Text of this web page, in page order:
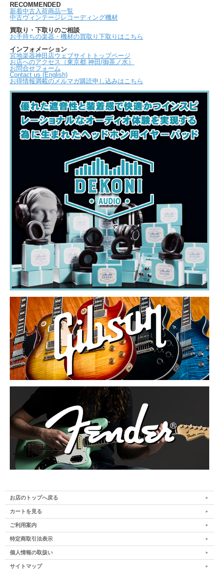
RECOMMENDED
新着中古入荷商品一覧
中古ヴィンテージレコーディング機材
買取り・下取りのご相談
お手持ちの楽器・機材の買取り下取りはこちら
インフォメーション
宮地楽器神田店ウェブサイトトップページ
お店へのアクセス（東京都 神田/御茶ノ水）
お問合せフォーム
Contact us (English)
お得情報満載のメルマガ購読申し込みはこちら
お店のトップへ戻る
カートを見る
ご利用案内
特定商取引法表示
個人情報の取扱い
サイトマップ